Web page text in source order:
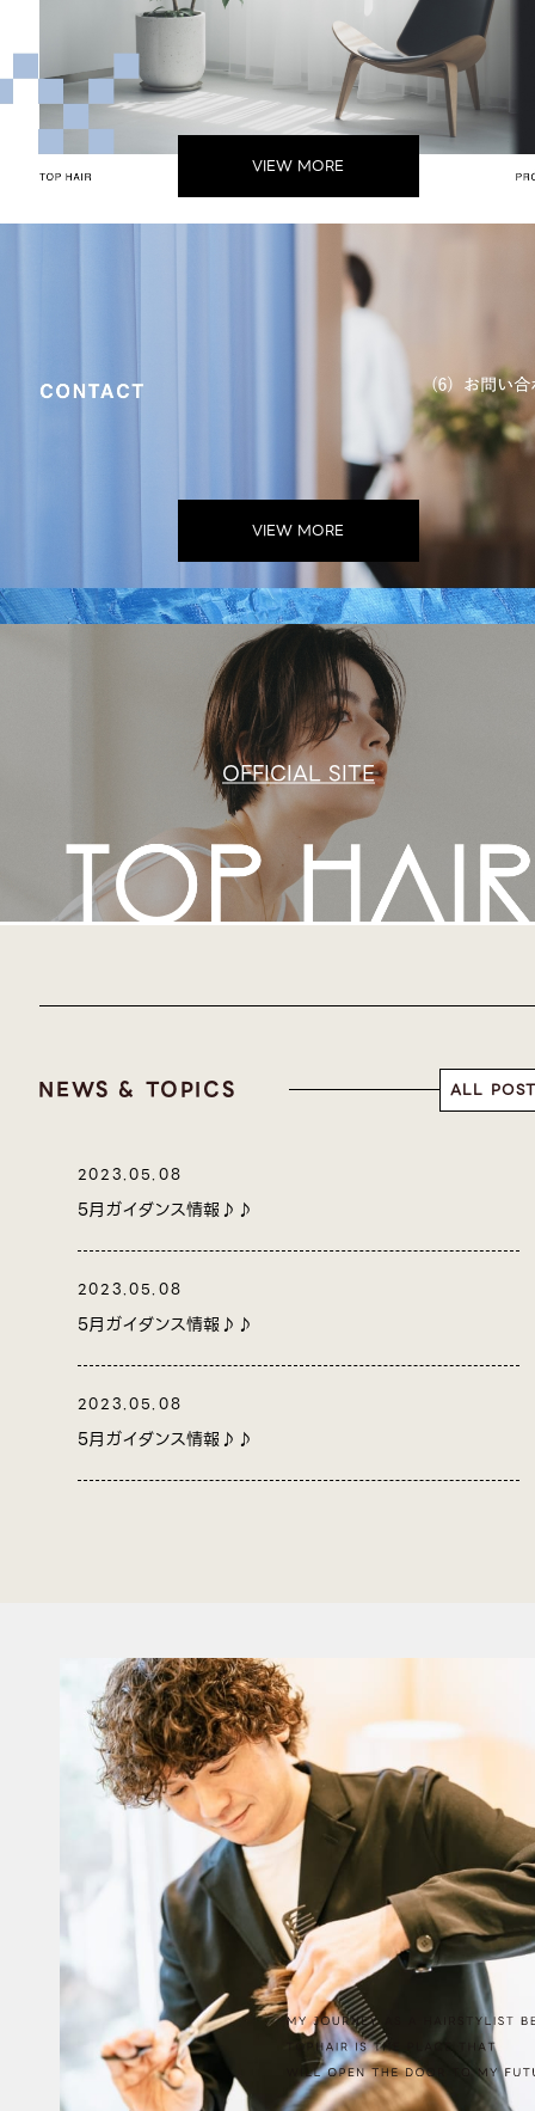
VIEW MORE
VIEW MORE
OFFICIAL SITE
NEWS & TOPICS ALL
2023.05.08
5月ガイダンス情報♪♪
2023.05.08
5月ガイダンス情報♪♪
2023.05.08
5月ガイダンス情報♪♪